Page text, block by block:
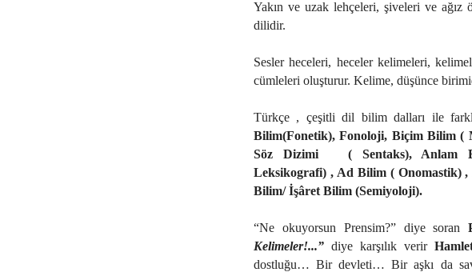
Yakın ve uzak lehçeleri, şiveleri ve ağız
dilidir.
Sesler heceleri, heceler kelimeleri,
cümleleri oluşturur. Kelime, düşünce
Türkçe , çeşitli dil bilim dalları ile
Bilim(Fonetik), Fonoloji, Biçim Bilim
Söz Dizimi
( Sentaks), Anlam
Leksikografi) , Ad Bilim ( Onomastik)
Bilim/ İşâret Bilim (Semiyoloji).
“Ne okuyorsun Prensim?” diye soran
Kelimeler!...”diye karşılık verir
dostluğu… Bir devleti… Bir aşkı da